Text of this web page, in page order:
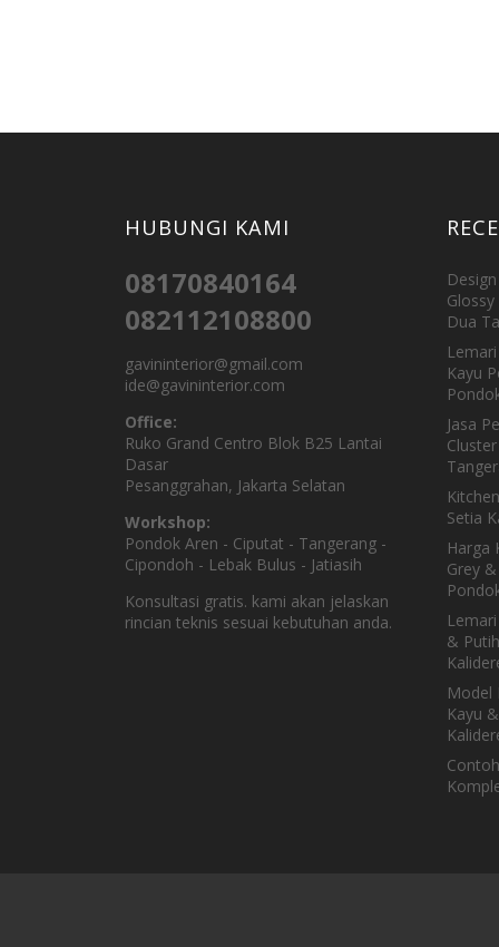
HUBUNGI KAMI
08170840164
082112108800
gavininterior@gmail.com
ide@gavininterior.com
Office:
Ruko Grand Centro Blok B25 Lantai
Dasar
Pesanggrahan, Jakarta Selatan
Workshop:
Pondok Aren - Ciputat - Tangerang -
Cipondoh - Lebak Bulus - Jatiasih
Konsultasi gratis. kami akan jelaskan
rincian teknis sesuai kebutuhan anda.
Dua
Kayu
Jasa
Setia
Harga
Grey
&
Model
Kayu